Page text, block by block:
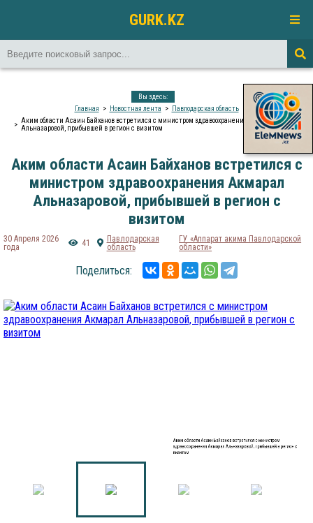
GURK.KZ
Вы здесь:
Главная
Новостная лента
Павлодарская область
Аким области Асаин Байханов встретился с министром здравоохранения Акмарал
Альназаровой, прибывшей в регион с визитом
Аким области Асаин Байханов встретился с
министром здравоохранения Акмарал
Альназаровой, прибывшей в регион с
визитом
30 Апреля 2026
года
41
Павлодарская
область
ГУ «Аппарат акима Павлодарской
области»
Поделиться:
Аким области Асаин Байханов встретился с министром
здравоохранения Акмарал Альназаровой, прибывшей в регион с
визитом